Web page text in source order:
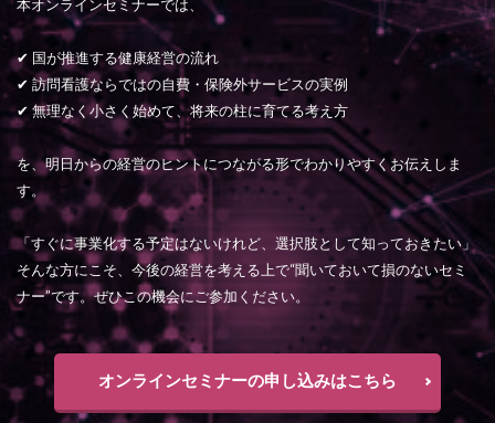
本オンラインセミナーでは、
✔ 国が推進する健康経営の流れ
✔ 訪問看護ならではの自費・保険外サービスの実例
✔ 無理なく小さく始めて、将来の柱に育てる考え方
を、明日からの経営のヒントにつながる形でわかりやすくお伝えしま
す。
「すぐに事業化する予定はないけれど、選択肢として知っておきたい」
そんな方にこそ、今後の経営を考える上で“聞いておいて損のないセミ
ナー”です。ぜひこの機会にご参加ください。
オンラインセミナーの申し込みはこちら